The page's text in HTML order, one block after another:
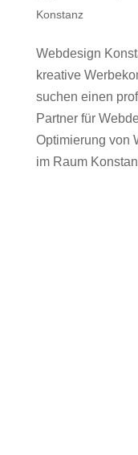
Konstanz
Webdesign
kreative
suchen einen
Partner für
Optimierung von
im Raum